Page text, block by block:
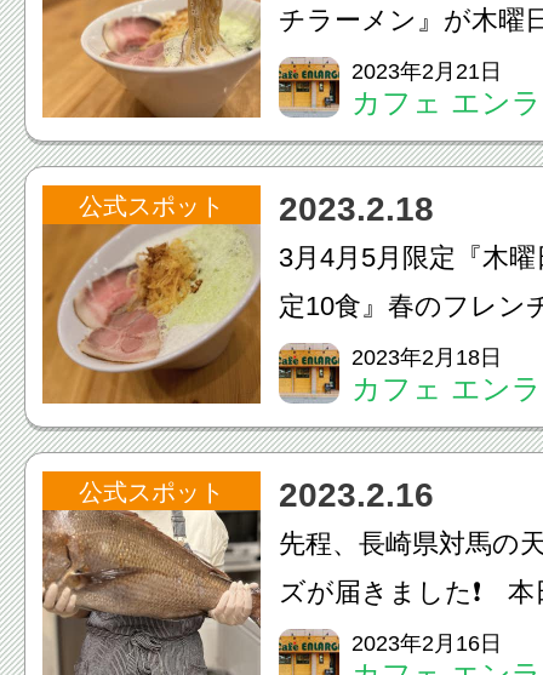
チラーメン』が木曜
ます❗️3月16日木曜日
のランチはどちらも
ので、『3月18日土
曜日』の日替わりラ
2023年2月21日
カフェ エン
公式スポット 2023.2.18
3月4月5月限定『木
定10食』春のフレン
円税込春のフレンチ
しました❗️今回のス
のスープ』麺は『海
麺』トッピングで『
2023年2月18日
カフェ エン
公式スポット 2023.2.16
先程、長崎県対馬の
ズが届きました❗️
山の御来店頂きあり
2023年2月16日